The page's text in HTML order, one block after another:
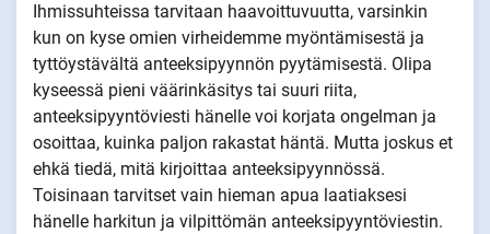
Ihmissuhteissa tarvitaan haavoittuvuutta, varsinkin
kun on kyse omien virheidemme myöntämisestä ja
tyttöystävältä anteeksipyynnön pyytämisestä. Olipa
kyseessä pieni väärinkäsitys tai suuri riita,
anteeksipyyntöviesti hänelle voi korjata ongelman ja
osoittaa, kuinka paljon rakastat häntä. Mutta joskus et
ehkä tiedä, mitä kirjoittaa anteeksipyynnössä.
Toisinaan tarvitset vain hieman apua laatiaksesi
hänelle harkitun ja vilpittömän anteeksipyyntöviestin.